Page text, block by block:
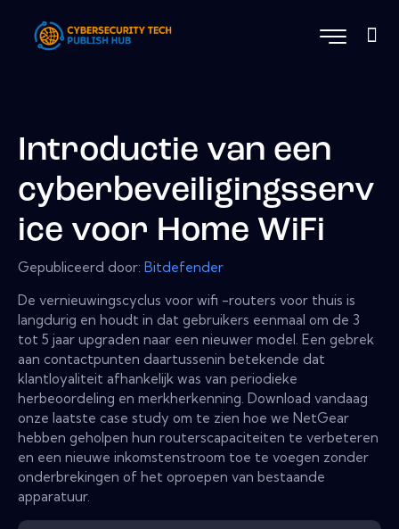
Introductie van een
cyberbeveiligingsserv
ice voor Home WiFi
Gepubliceerd door: Bitdefender
De vernieuwingscyclus voor wifi -routers voor thuis is
langdurig en houdt in dat gebruikers eenmaal om de 3
tot 5 jaar upgraden naar een nieuwer model. Een gebrek
aan contactpunten daartussenin betekende dat
klantloyaliteit afhankelijk was van periodieke
herbeoordeling en merkherkenning. Download vandaag
onze laatste case study om te zien hoe we NetGear
hebben geholpen hun routerscapaciteiten te verbeteren
en een nieuwe inkomstenstroom toe te voegen zonder
onderbrekingen of het oproepen van bestaande
apparatuur.